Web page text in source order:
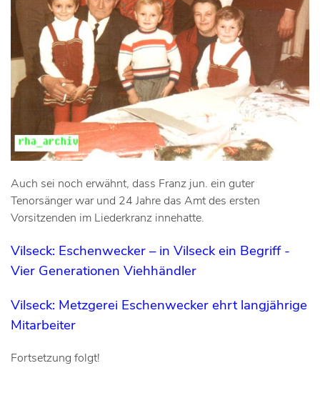
Auch sei noch erwähnt, dass Franz jun. ein guter
Tenorsänger war und 24 Jahre das Amt des ersten
Vorsitzenden im Liederkranz innehatte.
Vilseck: Eschenwecker – in Vilseck ein Begriff -
Vier Generationen Viehhändler
Vilseck: Metzgerei Eschenwecker ehrt langjährige
Mitarbeiter
Fortsetzung folgt!